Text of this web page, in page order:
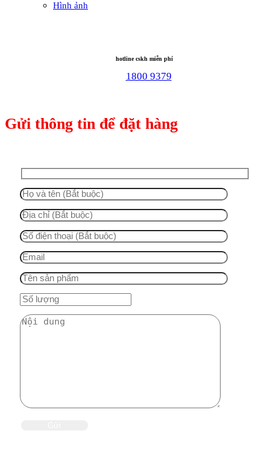
Hình ảnh
hotline cskh miễn phí
1800 9379
Gửi thông tin để đặt hàng